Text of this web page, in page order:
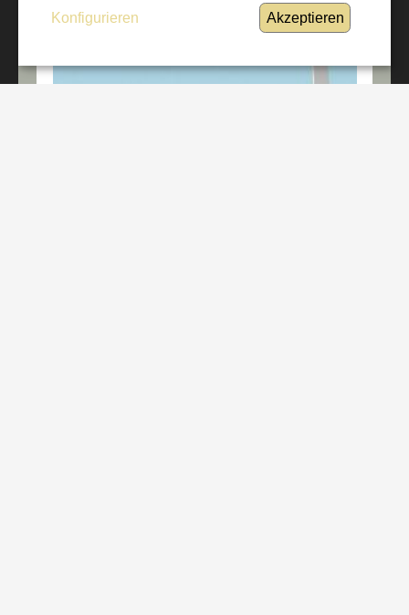
Konfigurieren Akzeptieren